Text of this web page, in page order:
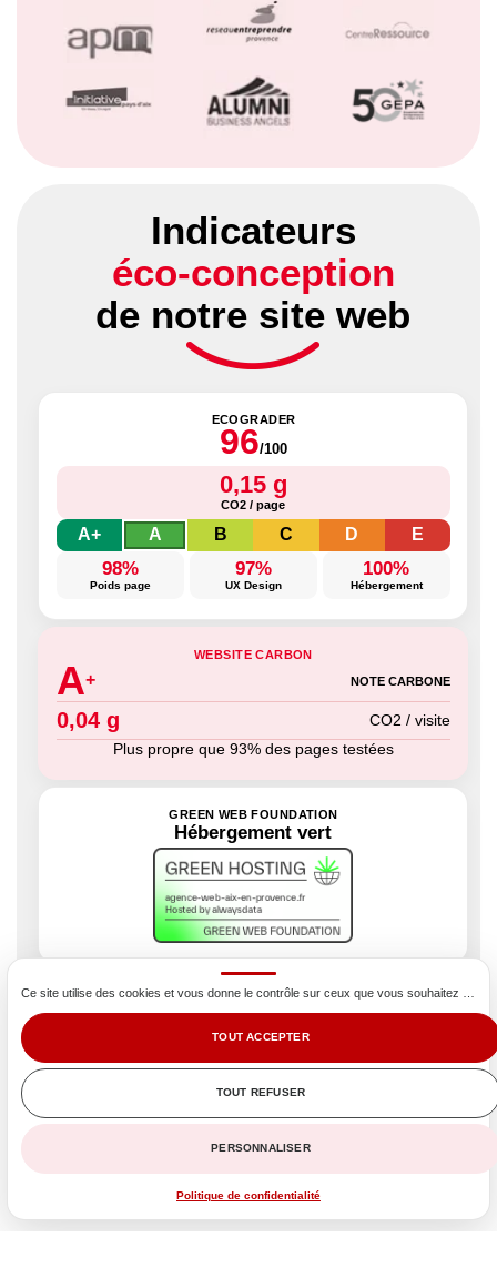
Indicateurs
éco-conception
de notre site web
ECOGRADER
96/100
0,15 g
CO2 / page
A+ A B C D E
98%
Poids page
97%
UX Design
100%
Hébergement
WEBSITE CARBON
A+ NOTE CARBONE
0,04 g
CO2 / visite
Plus propre que 93% des pages testées
GREEN WEB FOUNDATION
Hébergement vert
Nous mesurons l’impact environnemental de notre site
via plusieurs référentiels : notre site web est léger,
rapide et sur un hébergement vert.
TOUT ACCEPTER
TOUT REFUSER
PERSONNALISER
Politique de confidentialité